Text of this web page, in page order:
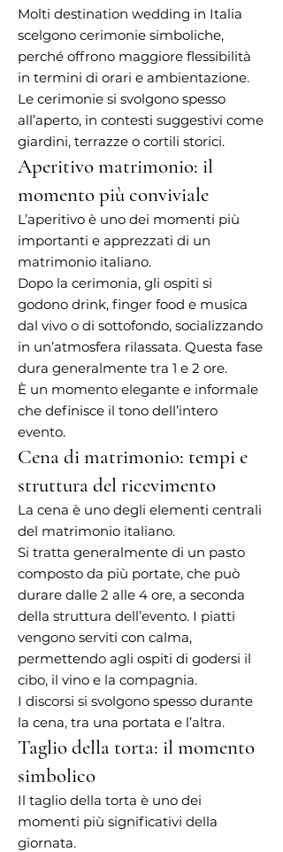
Molti destination wedding in Italia
scelgono cerimonie simboliche,
perché offrono maggiore flessibilità
in termini di orari e ambientazione.
Le cerimonie si svolgono spesso
all’aperto, in contesti suggestivi come
giardini, terrazze o cortili storici.
Aperitivo matrimonio: il
momento più conviviale
L’aperitivo è uno dei momenti più
importanti e apprezzati di un
matrimonio italiano.
Dopo la cerimonia, gli ospiti si
godono drink, finger food e musica
dal vivo o di sottofondo, socializzando
in un’atmosfera rilassata. Questa fase
dura generalmente tra 1 e 2 ore.
È un momento elegante e informale
che definisce il tono dell’intero
evento.
Cena di matrimonio: tempi e
struttura del ricevimento
La cena è uno degli elementi centrali
del matrimonio italiano.
Si tratta generalmente di un pasto
composto da più portate, che può
durare dalle 2 alle 4 ore, a seconda
della struttura dell’evento. I piatti
vengono serviti con calma,
permettendo agli ospiti di godersi il
cibo, il vino e la compagnia.
I discorsi si svolgono spesso durante
la cena, tra una portata e l’altra.
Taglio della torta: il momento
simbolico
Il taglio della torta è uno dei
momenti più significativi della
giornata.